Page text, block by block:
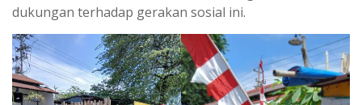
dukungan terhadap gerakan sosial ini.